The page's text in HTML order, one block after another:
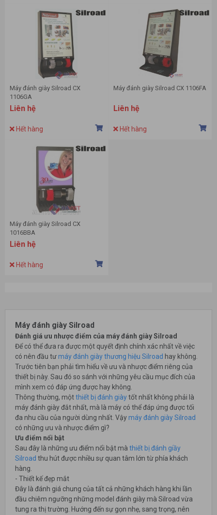
Máy đánh giày Silroad CX
1106GA
Liên hệ
Hết hàng
Máy đánh giày Silroad CX 1106FA
Liên hệ
Hết hàng
Máy đánh giày Silroad CX
1016BBA
Liên hệ
Hết hàng
Máy đánh giày Silroad
Đánh giá ưu nhược điểm của máy đánh giày Silroad
Để có thể đưa ra được một quyết định chính xác nhất về việc
có nên đầu tưmáy đánh giày thương hiệu Silroad hay không.
Trước tiên bạn phải tìm hiểu về ưu và nhược điểm riêng của
thiết bị này. Sau đó so sánh với những yêu cầu mục đích của
mình xem có đáp ứng được hay không.
Thông thường, mộtthiết bị đánh giàytốt nhất không phải là
máy đánh giày đắt nhất, mà là máy có thể đáp ứng được tối
đa nhu cầu của người dùng nhất. Vậymáy đánh giày Silroad
có những ưu và nhược điểm gì?
Ưu điểm nổi bật
Sau đây là những ưu điểm nổi bật mà thiết bị đánh giầy
Silroad thu hút được nhiều sự quan tâm lớn từ phía khách
hàng.
- Thiết kế đẹp mắt
Đây là đánh giá chung của tất cả những khách hàng khi lần
đầu chiêm ngưỡng những model đánh giày mà Silroad vừa
tung ra thị trường. Hướng đến sự gọn nhẹ, sang trọng, nên